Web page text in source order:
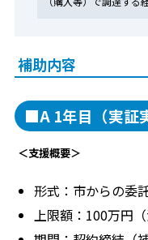
補助内容
■A 1年目（実証
＜支援概要＞
形式：市からの委
上限額：100万円